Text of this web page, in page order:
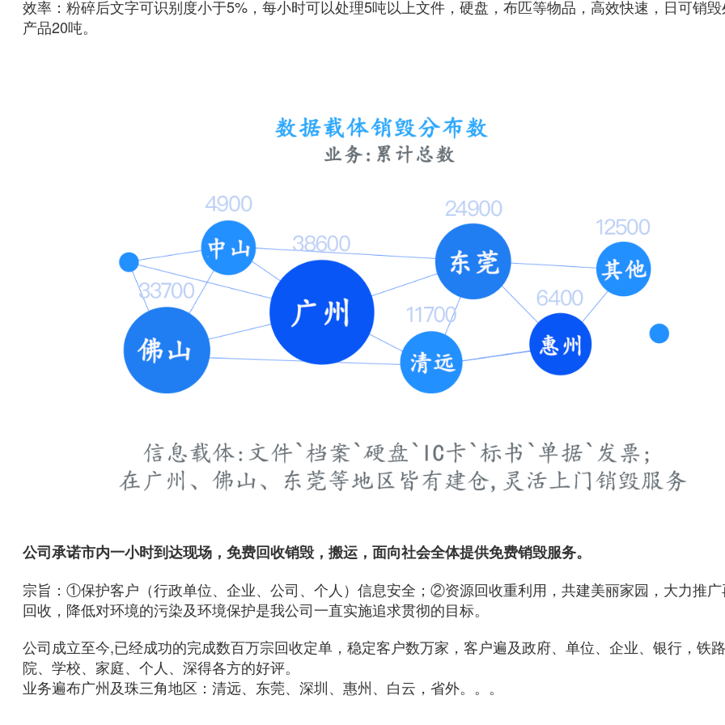
效率：粉碎后文字可识别度小于5%，每小时可以处理5吨以上文件，硬盘，布匹等物品，高效快速，日可销
产品20吨。
公司承诺市内一小时到达现场，免费回收销毁，搬运，面向社会全体提供免费销毁服务。
宗旨：①保护客户（行政单位、企业、公司、个人）信息安全；②资源回收重利用，共建美丽家园，大力推
回收，降低对环境的污染及环境保护是我公司一直实施追求贯彻的目标。
公司成立至今,已经成功的完成数百万宗回收定单，稳定客户数万家，客户遍及政府、单位、企业、银行，铁
院、学校、家庭、个人、深得各方的好评。
业务遍布广州及珠三角地区：清远、东莞、深圳、惠州、白云，省外。。。